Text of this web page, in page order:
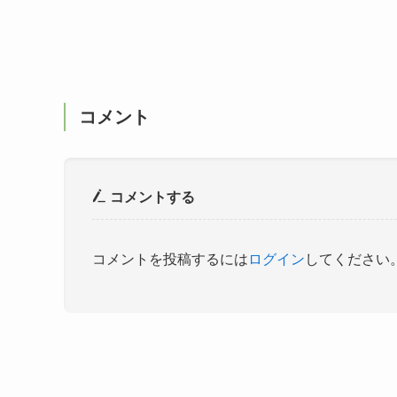
コメント
コメントする
コメントを投稿するには ログイン してください